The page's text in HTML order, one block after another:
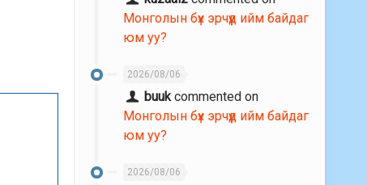
Монголын бүх эрчүүд ийм байдаг
юм уу?
2026/08/06
buukcommented on
Монголын бүх эрчүүд ийм байдаг
юм уу?
2026/08/06